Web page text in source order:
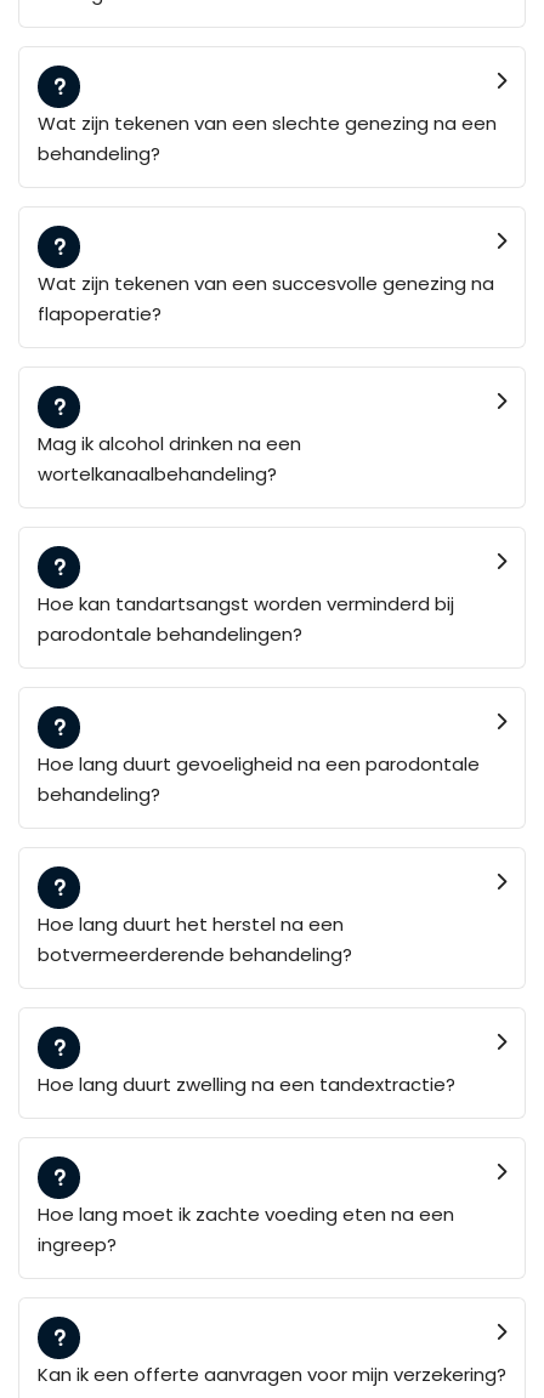
Wat zijn tekenen van een slechte genezing na een
behandeling?
Wat zijn tekenen van een succesvolle genezing na
flapoperatie?
Mag ik alcohol drinken na een
wortelkanaalbehandeling?
Hoe kan tandartsangst worden verminderd bij
parodontale behandelingen?
Hoe lang duurt gevoeligheid na een parodontale
behandeling?
Hoe lang duurt het herstel na een
botvermeerderende behandeling?
Hoe lang duurt zwelling na een tandextractie?
Hoe lang moet ik zachte voeding eten na een
ingreep?
Kan ik een offerte aanvragen voor mijn verzekering?